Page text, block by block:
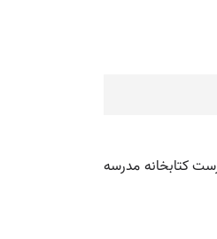
کتابخانه مدرسه